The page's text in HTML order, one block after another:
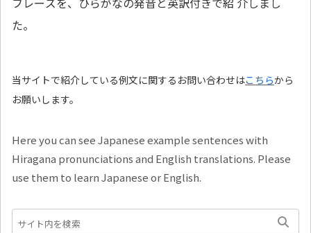
た。
当サイトで紹介している例文に関するお問い合わせはこちらから
お願いします。
Here you can see Japanese example sentences with
Hiragana pronunciations and English translations. Please
use them to learn Japanese or English.